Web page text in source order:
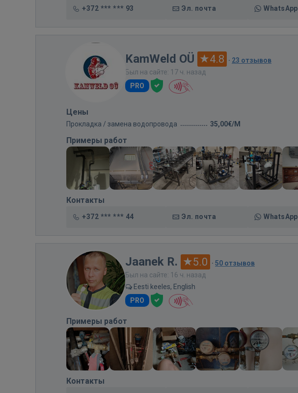
+372 *** *** 93 Эл. почта WhatsApp
KamWeld OÜ 4.8 · 23 отзывов
Был на сайте: 17 ч. назад
PRO
Цены
Прокладка / замена водопровода 35,00€/M
Примеры работ
Контакты
+372 *** *** 44 Эл. почта WhatsApp
Jaanek R. 5.0 · 50 отзывов
Был на сайте: 16 ч. назад
Eesti keeles, English
PRO
Примеры работ
Контакты